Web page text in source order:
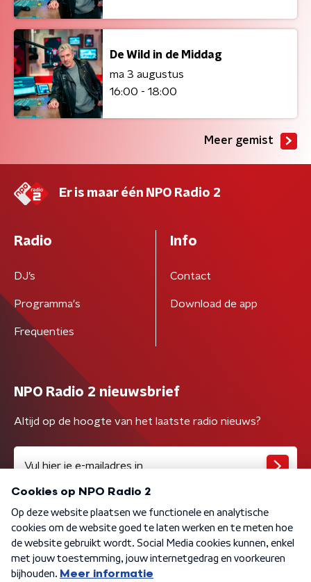
De Wild in de Middag
ma 3 augustus
16:00 - 18:00
Meer gemist
Er is maar één NPO Radio 2
Radio
DJ’s
Programma's
Frequenties
Info
Contact
Download de app
NPO Radio 2 nieuwsbrief
Altijd op de hoogte van het laatste radio nieuws?
Algemene voorwaarden